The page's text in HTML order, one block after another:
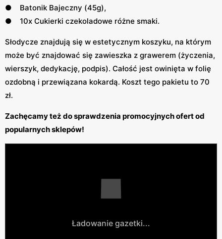
● Batonik Bajeczny (45g),
● 10x Cukierki czekoladowe różne smaki.
Słodycze znajdują się w estetycznym koszyku, na którym
może być znajdować się zawieszka z grawerem (życzenia,
wierszyk, dedykację, podpis). Całość jest owinięta w folię
ozdobną i przewiązana kokardą. Koszt tego pakietu to 70
zł.
Zachęcamy też do sprawdzenia promocyjnych ofert od
popularnych sklepów!
Ładowanie gazetki...